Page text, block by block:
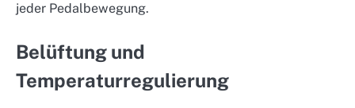
jeder Pedalbewegung.
Belüftung und
Temperaturregulierung